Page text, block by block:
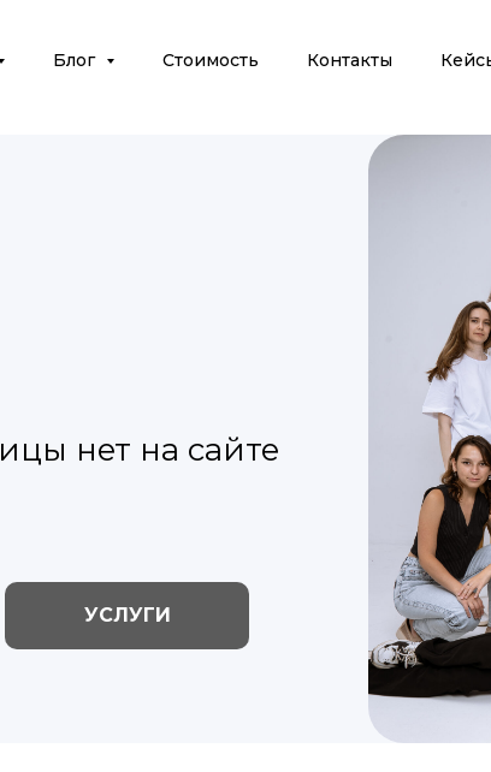
Блог Стоимость Контакты
нет на сайте
УСЛУГИ